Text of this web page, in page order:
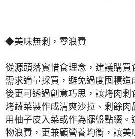
◆美味無剩，零浪費
從源頭落實惜食理念，建議購
需求適量採買，避免過度囤積
後更可透過創意巧思，讓烤肉
烤蔬菜製作成清爽沙拉、剩餘
用柚子皮入菜或作為擺盤點綴
物浪費，更兼顧營養均衡，讓美